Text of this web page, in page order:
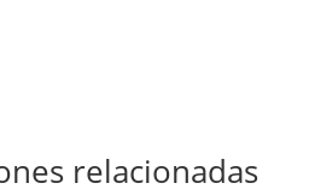
relacionadas